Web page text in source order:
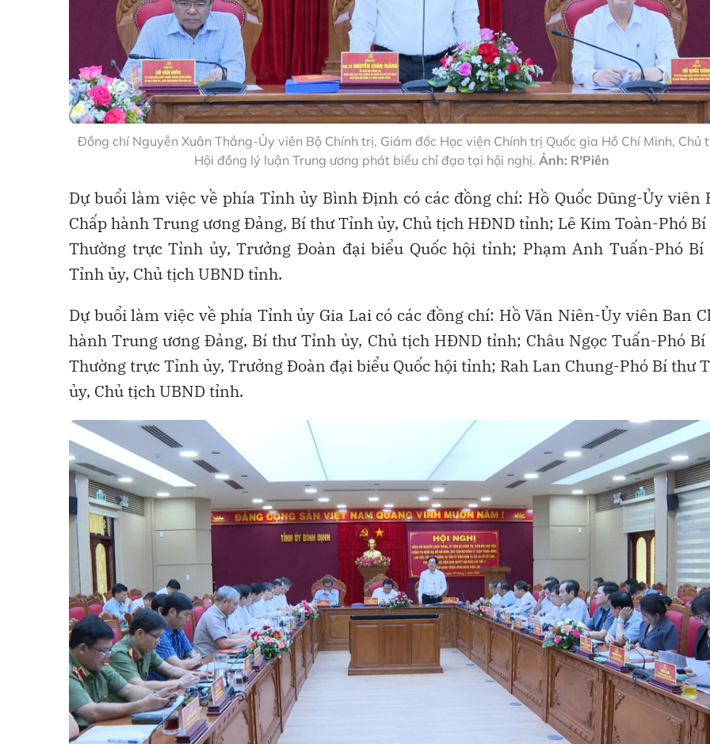
Đồng chí Nguyễn Xuân Thắng-Ủy viên Bộ Chính trị, Giám đốc Học viện Chính trị Quốc gia Hồ Chí Minh, Chủ
Hội đồng lý luận Trung ương phát biểu chỉ đạo tại hội nghị. Ảnh: R'Piên
Dự buổi làm việc về phía Tỉnh ủy Bình Định có các đồng chí: Hồ Quốc Dũng-Ủy viên
Chấp hành Trung ương Đảng, Bí thư Tỉnh ủy, Chủ tịch HĐND tỉnh; Lê Kim Toàn-Phó
Thường trực Tỉnh ủy, Trưởng Đoàn đại biểu Quốc hội tỉnh; Phạm Anh Tuấn-Phó Bí
Tỉnh ủy, Chủ tịch UBND tỉnh.
Dự buổi làm việc về phía Tỉnh ủy Gia Lai có các đồng chí: Hồ Văn Niên-Ủy viên Ban
hành Trung ương Đảng, Bí thư Tỉnh ủy, Chủ tịch HĐND tỉnh; Châu Ngọc Tuấn-Phó
Thường trực Tỉnh ủy, Trưởng Đoàn đại biểu Quốc hội tỉnh; Rah Lan Chung-Phó Bí thư
ủy, Chủ tịch UBND tỉnh.